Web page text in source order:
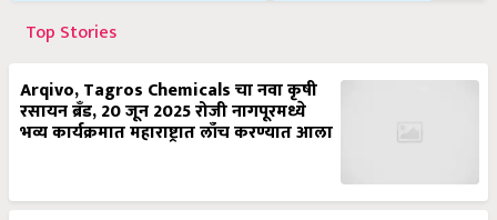
Top Stories
Arqivo, Tagros Chemicals चा नवा कृषी
रसायन ब्रँड, 20 जून 2025 रोजी नागपूरमध्ये
भव्य कार्यक्रमात महाराष्ट्रात लाँच करण्यात आला